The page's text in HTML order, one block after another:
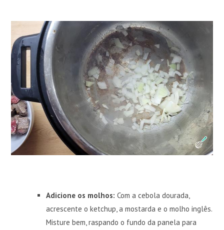
Adicione os molhos: Com a cebola dourada,
acrescente o ketchup, a mostarda e o molho inglês.
Misture bem, raspando o fundo da panela para